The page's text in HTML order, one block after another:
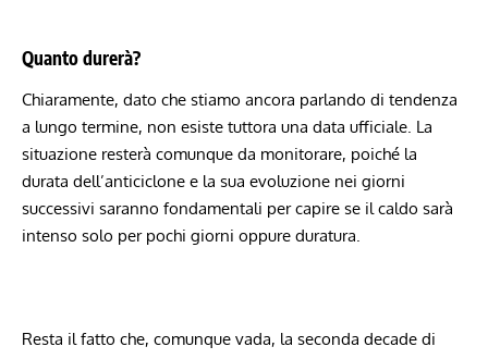
Quanto durerà?
Chiaramente, dato che stiamo ancora parlando di tendenza
a lungo termine, non esiste tuttora una data ufficiale. La
situazione resterà comunque da monitorare, poiché la
durata dell’anticiclone e la sua evoluzione nei giorni
successivi saranno fondamentali per capire se il caldo sarà
intenso solo per pochi giorni oppure duratura.
Resta il fatto che, comunque vada, la seconda decade di